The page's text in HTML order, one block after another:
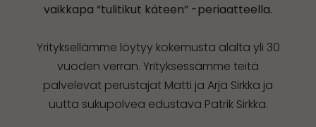
vaikkapa “tulitikut käteen” -periaatteella.
Yrityksellämme löytyy kokemusta alalta yli 30
vuoden verran. Yrityksessämme teitä
palvelevat perustajat Matti ja Arja Sirkka ja
uutta sukupolvea edustava Patrik Sirkka.